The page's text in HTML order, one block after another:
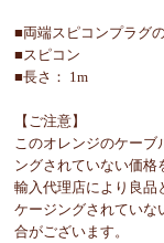
■両端スピコンプラグ
■スピコン
■長さ： 1m
【ご注意】
このオレンジのケー
ングされていない価格
輸入代理店により良品
ケージングされていな
合がございます。